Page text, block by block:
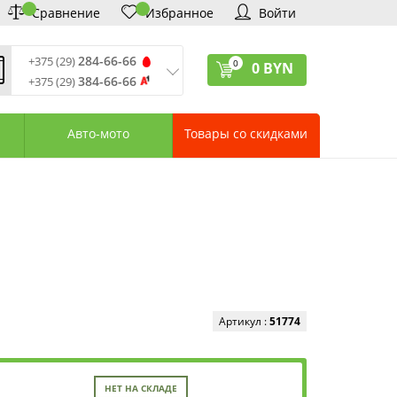
Сравнение Избранное Войти
+375 (29)284-66-66
+375 (29)384-66-66
10:00—18:00
0 0 BYN
Авто-мото Товары со скидками
Артикул :51774
НЕТ НА СКЛАДЕ